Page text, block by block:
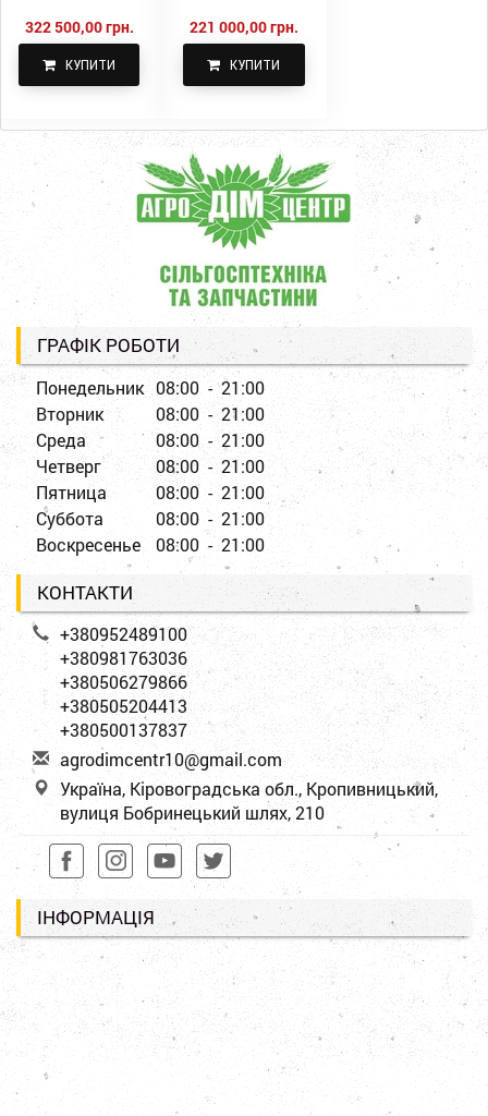
322 500,00 грн.
КУПИТИ
221 000,00 грн.
КУПИТИ
ГРАФІК РОБОТИ
Понедельник 08:00 - 21:00
Вторник
08:00 - 21:00
Среда
08:00 - 21:00
Четверг
08:00 - 21:00
Пятница
08:00 - 21:00
Суббота
08:00 - 21:00
Воскресенье
08:00 - 21:00
КОНТАКТИ
+380952489100
+380981763036
+380506279866
+380505204413
+380500137837
agrodimcentr10@gmail.com
Україна, Кіровоградська обл., Кропивницький,
вулиця Бобринецький шлях, 210
ІНФОРМАЦІЯ